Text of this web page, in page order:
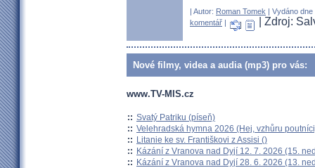
| Autor: Roman Tomek | Vydáno
komentář | | Zdroj:
Nové filmy, videa a audia (mp3) pro vás:
www.TV-MIS.cz
:: Svatý Patriku (píseň)
:: Velehradská hymna 2026 (Hej, vzhůru
:: Litanie ke sv. Františkovi z Assisi ()
:: Kázání z Vranova nad Dyjí 12. 7. 2026 (15.
:: Kázání z Vranova nad Dyjí 28. 6. 2026 (13.